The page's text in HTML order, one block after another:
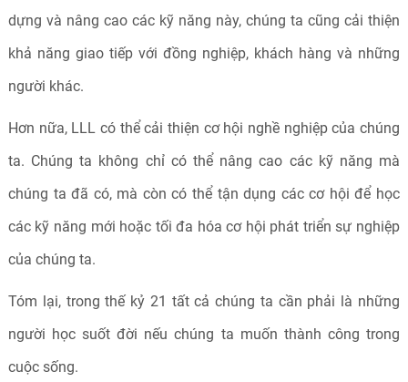
dựng và nâng cao các kỹ năng này, chúng ta cũng cải thiện
khả năng giao tiếp với đồng nghiệp, khách hàng và những
người khác.
Hơn nữa, LLL có thể cải thiện cơ hội nghề nghiệp của chúng
ta. Chúng ta không chỉ có thể nâng cao các kỹ năng mà
chúng ta đã có, mà còn có thể tận dụng các cơ hội để học
các kỹ năng mới hoặc tối đa hóa cơ hội phát triển sự nghiệp
của chúng ta.
Tóm lại, trong thế kỷ 21 tất cả chúng ta cần phải là những
người học suốt đời nếu chúng ta muốn thành công trong
cuộc sống.